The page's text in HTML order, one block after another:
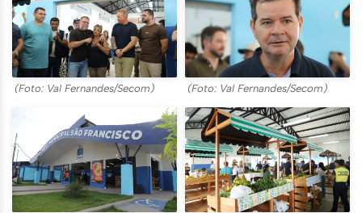
(Foto: Val Fernandes/Secom) (Foto: Val Fernandes/Secom)